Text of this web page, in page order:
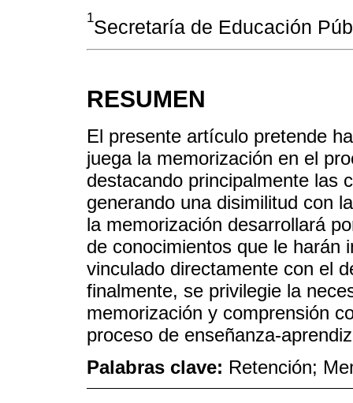
1Secretaría de Educación
RESUMEN
El presente artículo pretende
juega la memorización en el
destacando principalmente las
generando una disimilitud con
la memorización desarrollará
de conocimientos que le harán
vinculado directamente con el
finalmente, se privilegie la
memorización y comprensión
proceso de enseñanza-
Palabras clave: Retención;